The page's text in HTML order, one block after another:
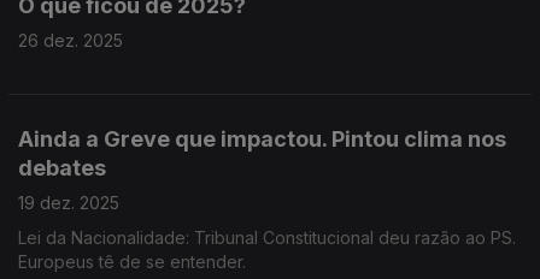
O que ficou de 2025?
26 dez. 2025
Ainda a Greve que impactou. Pintou clima nos
debates
19 dez. 2025
Lei da Nacionalidade: Tribunal Constitucional deu razão ao PS.
Europeus tê de se entender.